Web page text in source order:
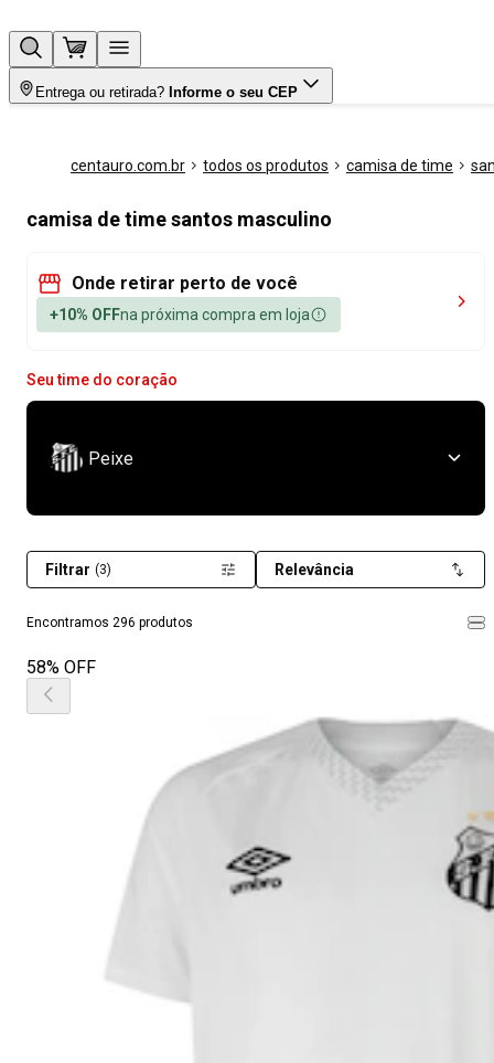
Entrega ou retirada? Informe o seu CEP
centauro.com.br todos os produtos camisa de time
camisa de time santos masculino
Onde retirar perto de você
+10% OFFna próxima compra em loja
Seu time do coração
Peixe
Encontramos 296 produtos
Filtrar (3) Relevância
58% OFF